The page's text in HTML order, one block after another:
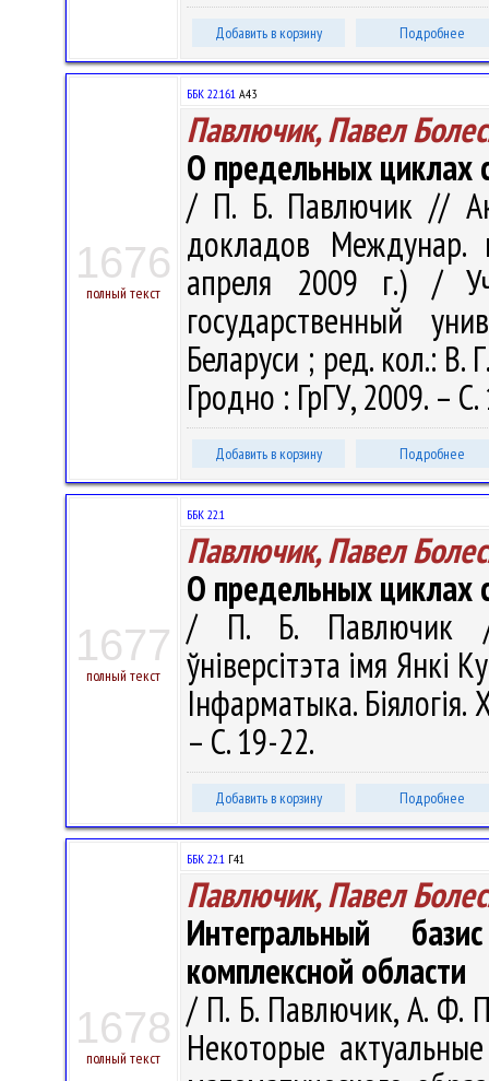
Добавить в корзину Подробнее
1676
полный текст
ББК 22.161 А43
Павлючик, Павел
О предельных циклах
/ П. Б. Павлючик //
докладов Междунар.
апреля 2009 г.) /
государственный
Беларуси ; ред. кол.:
Гродно : ГрГУ, 2009. –
Добавить в корзину Подробнее
1677
полный текст
ББК 22.1
Павлючик, Павел
О предельных циклах
/ П. Б. Павлючик //
ўніверсітэта імя Янкі
Інфарматыка.
– С. 19-22.
Добавить в корзину Подробнее
1678
полный текст
ББК 22.1 Г41
Павлючик, Павел
Интегральный
комплексной области
/ П. Б. Павлючик, А. Ф.
Некоторые